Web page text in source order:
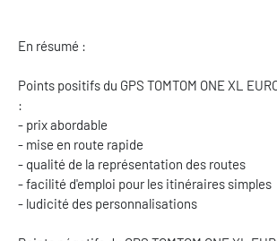
En résumé :
Points positifs du GPS TOMTOM ONE XL
:
- prix abordable
- mise en route rapide
- qualité de la représentation des routes
- facilité d'emploi pour les itinéraires simples
- ludicité des personnalisations